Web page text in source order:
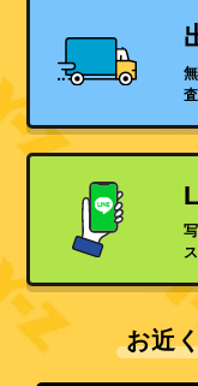
お近